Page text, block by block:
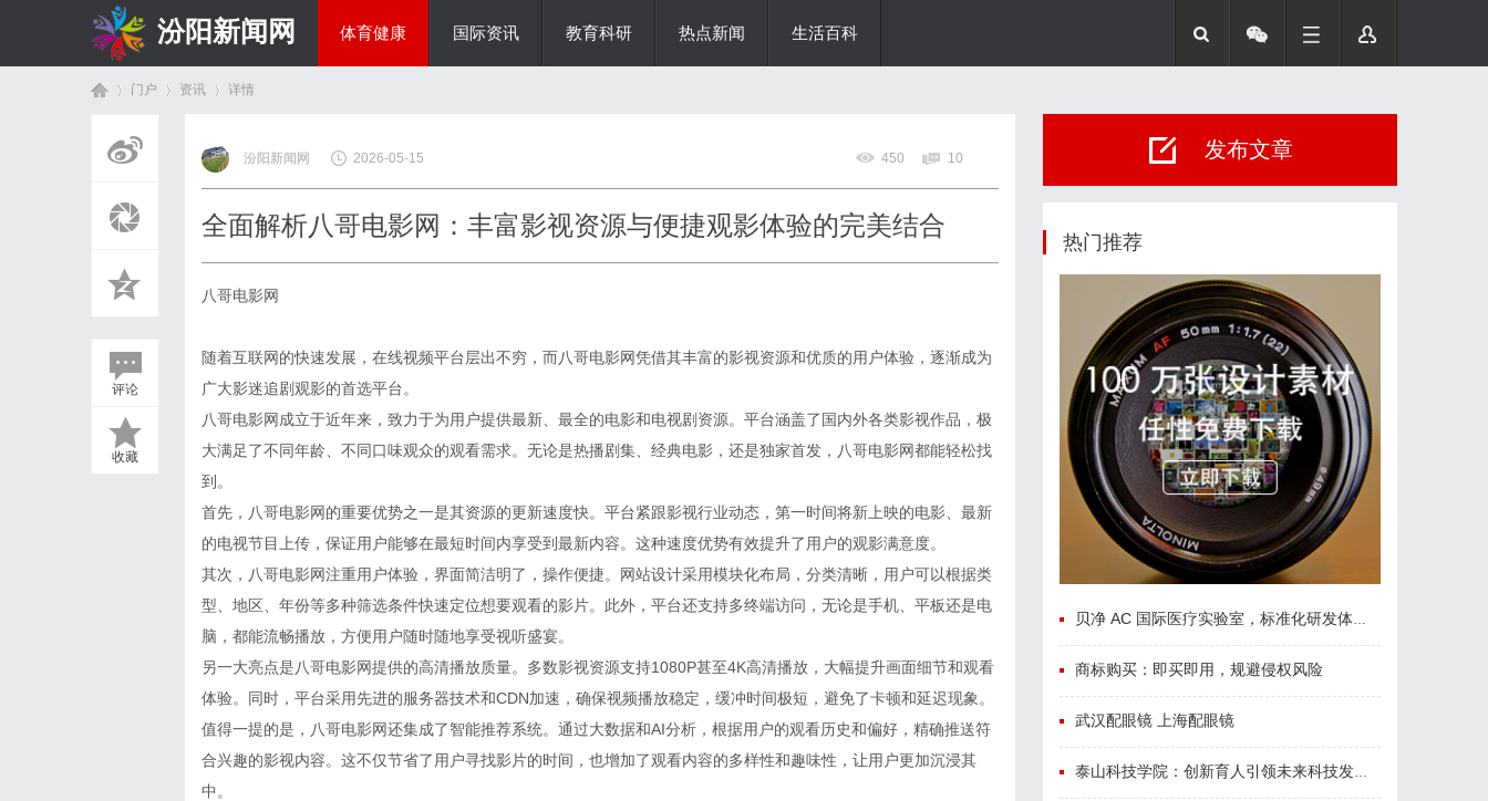
汾阳新闻网 体育健康 国际资讯 教育科研 热点新闻 生活百科
门户 资讯
›
详情
评论
收藏
汾阳新闻网 2026-05-15 450 10
全面解析八哥电影网：丰富影视资源与便捷观影体验的完美结合
八哥电影网
随着互联网的快速发展，在线视频平台层出不穷，而八哥电影网凭借其丰富的影视资源和优质的用户体验，逐渐成为
广大影迷追剧观影的首选平台。
八哥电影网成立于近年来，致力于为用户提供最新、最全的电影和电视剧资源。平台涵盖了国内外各类影视作品，极
大满足了不同年龄、不同口味观众的观看需求。无论是热播剧集、经典电影，还是独家首发，八哥电影网都能轻松找
到。
首先，八哥电影网的重要优势之一是其资源的更新速度快。平台紧跟影视行业动态，第一时间将新上映的电影、最新
的电视节目上传，保证用户能够在最短时间内享受到最新内容。这种速度优势有效提升了用户的观影满意度。
其次，八哥电影网注重用户体验，界面简洁明了，操作便捷。网站设计采用模块化布局，分类清晰，用户可以根据类
型、地区、年份等多种筛选条件快速定位想要观看的影片。此外，平台还支持多终端访问，无论是手机、平板还是电
脑，都能流畅播放，方便用户随时随地享受视听盛宴。
另一大亮点是八哥电影网提供的高清播放质量。多数影视资源支持1080P甚至4K高清播放，大幅提升画面细节和观看
体验。同时，平台采用先进的服务器技术和CDN加速，确保视频播放稳定，缓冲时间极短，避免了卡顿和延迟现象。
值得一提的是，八哥电影网还集成了智能推荐系统。通过大数据和AI分析，根据用户的观看历史和偏好，精确推送符
合兴趣的影视内容。这不仅节省了用户寻找影片的时间，也增加了观看内容的多样性和趣味性，让用户更加沉浸其
中。
发布文章
热门推荐
贝净 AC 国际医疗实验室，标准化研发体系全解析
商标购买：即买即用，规避侵权风险
武汉配眼镜 上海配眼镜
泰山科技学院：创新育人引领未来科技发展新高地